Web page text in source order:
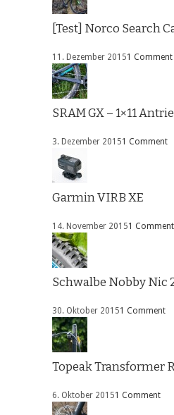
[Test] Norco Search
11. Dezember 20151 Comment
SRAM GX – 1×11
3. Dezember 20151 Comment
Garmin VIRB XE
14. November 20151 Comment
Schwalbe Nobby Nic
30. Oktober 20151 Comment
Topeak Transformer
6. Oktober 20151 Comment